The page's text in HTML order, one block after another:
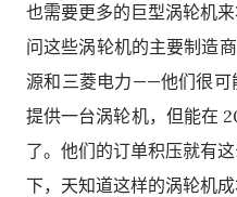
也需要更多的巨型涡轮机
问这些涡轮机的主要制造
源和三菱电力——他们很可
提供一台涡轮机，但能在
了。他们的订单积压就有
下，天知道这样的涡轮机成